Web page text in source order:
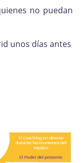
no puedan
unos días antes